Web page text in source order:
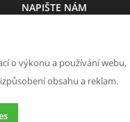
NAPIŠTE NÁM
Chcete nám něco
produktech nebo e-
napsat.
Chci napsat zprávu
o výkonu a používání webu,
obsahu a reklam.